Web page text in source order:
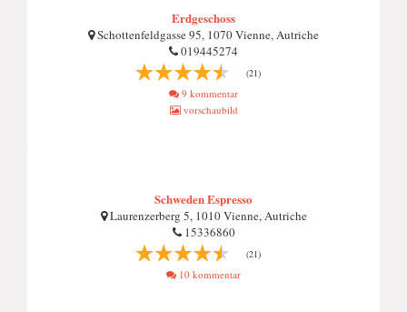
Erdgeschoss
Schottenfeldgasse 95, 1070 Vienne, Autriche
019445274
(21)
9 kommentar
vorschaubild
Schweden Espresso
Laurenzerberg 5, 1010 Vienne, Autriche
15336860
(21)
10 kommentar